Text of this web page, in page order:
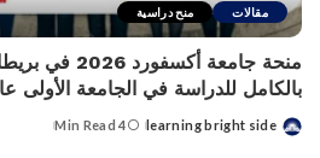
مقالات منح دراسية
منحة جامعة
بالكامل للدراسة في الجامعة الأولى
Posted
learning bright side
4 Min Read